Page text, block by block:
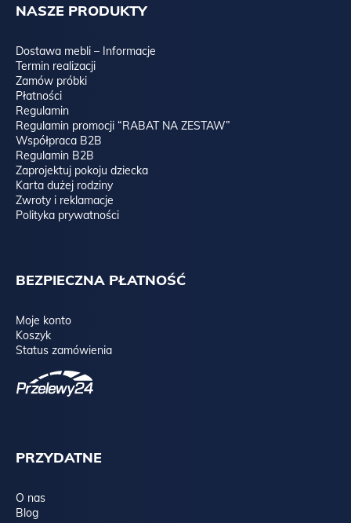
NASZE PRODUKTY
Dostawa mebli – Informacje
Termin realizacji
Zamów próbki
Płatności
Regulamin
Regulamin promocji “RABAT NA ZESTAW”
Współpraca B2B
Regulamin B2B
Zaprojektuj pokoju dziecka
Karta dużej rodziny
Zwroty i reklamacje
Polityka prywatności
BEZPIECZNA PŁATNOŚĆ
Moje konto
Koszyk
Status zamówienia
PRZYDATNE
O nas
Blog